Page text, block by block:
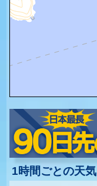
1時間ごとの天気